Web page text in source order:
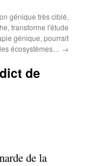
génique très ciblé,
transforme l'étude
génique, pourrait
écosystèmes… →
de
de la